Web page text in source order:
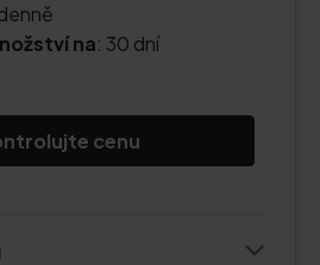
na: 30 dní
cenu